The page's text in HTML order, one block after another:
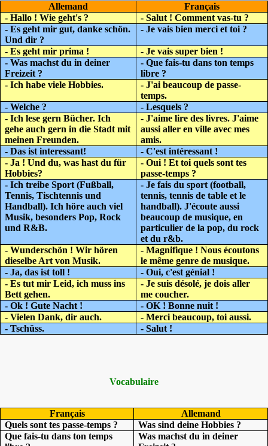
Allemand
Français
- Hallo ! Wie geht's ?
- Salut ! Comment vas-tu ?
- Es geht mir gut, danke schön.
Und dir ?
- Je vais bien merci et toi ?
- Es geht mir prima !
- Je vais super bien !
- Was machst du in deiner
Freizeit ?
- Que fais-tu dans ton temps
libre ?
- Ich habe viele Hobbies.
- J'ai beaucoup de passe-
temps.
- Welche ?
- Lesquels ?
- Ich lese gern Bücher. Ich
gehe auch gern in die Stadt mit
meinen Freunden.
- J'aime lire des livres. J'aime
aussi aller en ville avec mes
amis.
- Das ist interessant!
- C'est intéressant !
- Ja ! Und du, was hast du für
Hobbies?
- Oui ! Et toi quels sont tes
passe-temps ?
- Ich treibe Sport (Fußball,
Tennis, Tischtennis und
Handball). Ich höre auch viel
Musik, besonders Pop, Rock
und R&B.
- Je fais du sport (football,
tennis, tennis de table et le
handball). J'écoute aussi
beaucoup de musique, en
particulier de la pop, du rock
et du r&b.
- Wunderschön ! Wir hören
dieselbe Art von Musik.
- Magnifique ! Nous écoutons
le même genre de musique.
- Ja, das ist toll !
- Oui, c'est génial !
- Es tut mir Leid, ich muss ins
Bett gehen.
- Je suis désolé, je dois aller
me coucher.
- Ok ! Gute Nacht !
- OK ! Bonne nuit !
- Vielen Dank, dir auch.
- Merci beaucoup, toi aussi.
- Tschüss.
- Salut !
Vocabulaire
Français
Allemand
Quels sont tes passe-temps ?
Was sind deine Hobbies ?
Que fais-tu dans ton temps
Was machst du in deiner